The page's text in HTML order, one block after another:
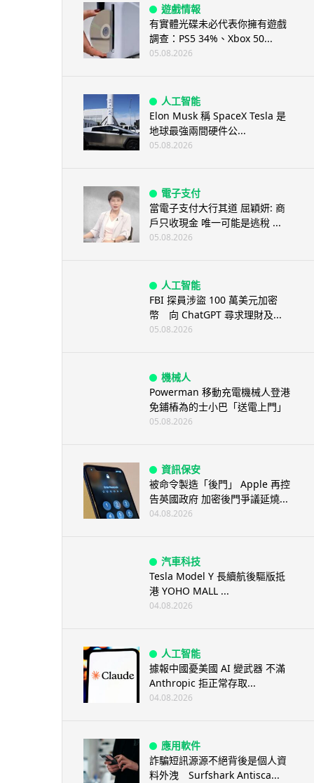
遊戲情報
有實體光碟未必代表你擁有遊戲
調查：PS5 34%、Xbox 50...
05.08.2026
人工智能
Elon Musk 稱 SpaceX Tesla 是
地球最強兩間硬件公...
05.08.2026
電子支付
當電子支付大行其道 屈穎妍: 商
戶只收現金 唯一可能是逃稅 ...
05.08.2026
人工智能
FBI 探員涉盜 100 萬美元加密
幣 向 ChatGPT 尋求理財及...
05.08.2026
機械人
Powerman 移動充電機械人登港
免鋪樁為的士小巴「送電上門」
05.08.2026
資訊保安
被命令製造「後門」 Apple 再控
告英國政府 加密後門爭議延燒...
04.08.2026
汽車科技
Tesla Model Y 長續航後驅版抵
港 YOHO MALL ...
04.08.2026
人工智能
據報中國憂美國 AI 變武器 不滿
Anthropic 拒正常存取...
04.08.2026
應用軟件
詐騙短訊源源不絕背後是個人資
料外洩 Surfshark Antisca...